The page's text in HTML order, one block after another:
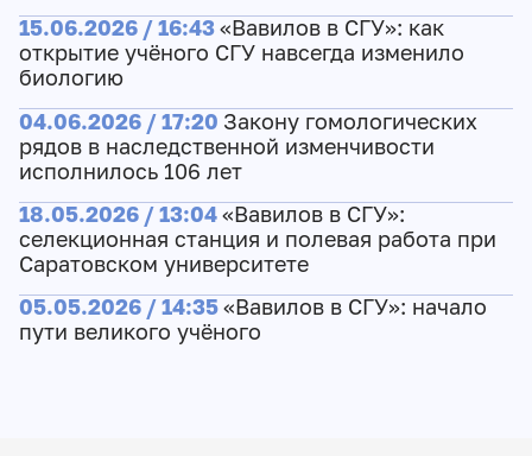
15.06.2026 / 16:43«Вавилов в СГУ»: как
открытие учёного СГУ навсегда изменило
биологию
04.06.2026 / 17:20 Закону гомологических
рядов в наследственной изменчивости
исполнилось 106 лет
18.05.2026 / 13:04«Вавилов в СГУ»:
cелекционная станция и полевая работа при
Саратовском университете
05.05.2026 / 14:35«Вавилов в СГУ»: начало
пути великого учёного